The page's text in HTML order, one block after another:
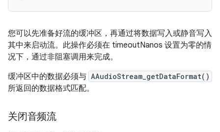
您可以先准备好流的缓冲区，再通过将数据写入或静音写入
其中来启动流。此操作必须在 timeoutNanos 设置为零的情
况下，通过非阻塞调用来完成。
缓冲区中的数据必须与 AAudioStream_getDataFormat()
所返回的数据格式匹配。
关闭音频流